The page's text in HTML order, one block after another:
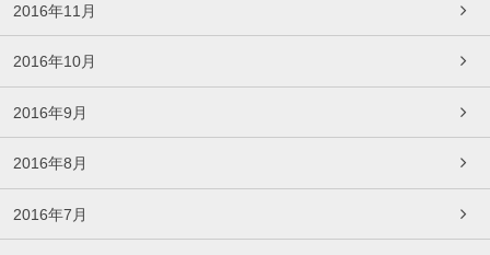
2016年11月
2016年10月
2016年9月
2016年8月
2016年7月